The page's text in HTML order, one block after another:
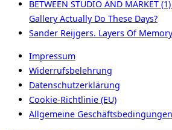
BETWEEN STUDIO AND MARKET
Gallery Actually Do These Days?
Sander Reijgers. Layers Of
Impressum
Widerrufsbelehrung
Datenschutzerklärung
Cookie-Richtlinie (EU)
Allgemeine Geschäftsbedingungen